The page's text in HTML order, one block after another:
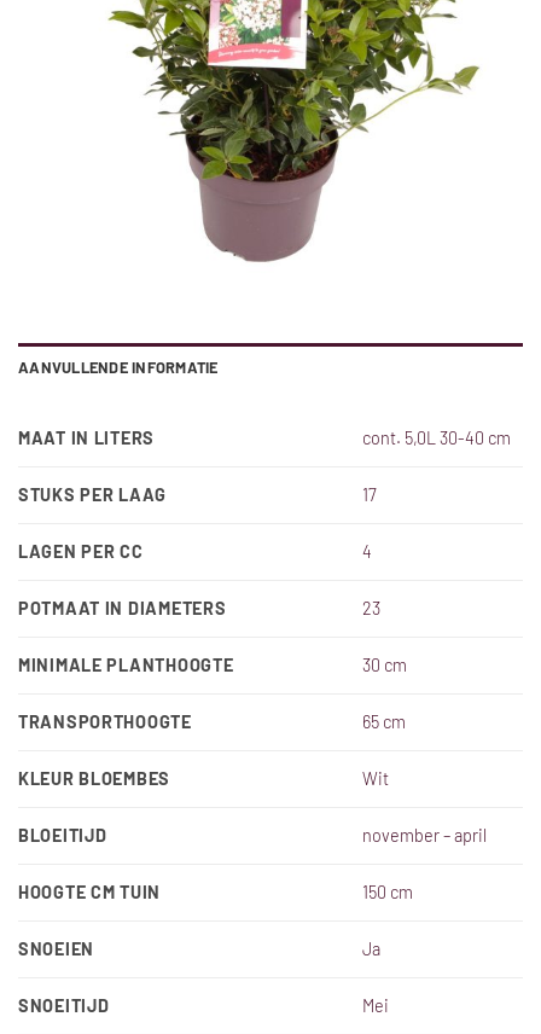
AANVULLENDE INFORMATIE
MAAT IN LITERS cont. 5,0L 30-40 cm
STUKS PER LAAG 17
LAGEN PER CC 4
POTMAAT IN DIAMETERS 23
MINIMALE PLANTHOOGTE 30 cm
TRANSPORTHOOGTE 65 cm
KLEUR BLOEMBES Wit
BLOEITIJD november – april
HOOGTE CM TUIN 150 cm
SNOEIEN Ja
SNOEITIJD Mei